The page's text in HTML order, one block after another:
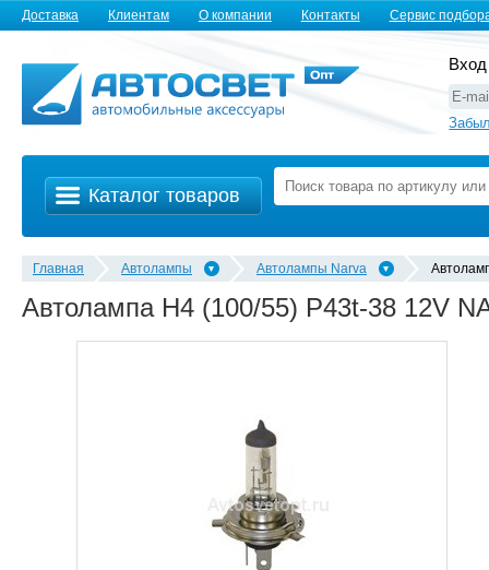
Доставка Клиентам О компании Контакты Сервис
Каталог товаров
Главная Автолампы Автолампы Narva
Автолампа H4 (100/55) P43t-38 12V